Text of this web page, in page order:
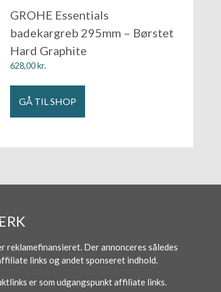
GROHE Essentials
badekargreb 295mm – Børstet
Hard Graphite
628,00kr.
GÅ TIL SHOP
reklamefinansieret. Der annonceres således
links og andet sponseret indhold.
er som udgangspunkt affiliate links.